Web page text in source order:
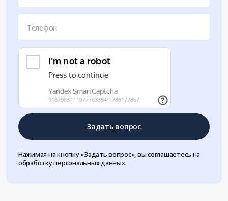
Телефон
Задать вопрос
Нажимая на кнопку «Задать вопрос», вы соглашаетесь на
обработку персональных данных